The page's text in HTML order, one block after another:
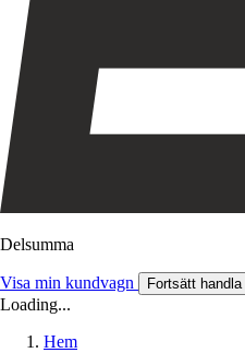
Delsumma
Visa min kundvagn Fortsätt handla
Loading...
Hem